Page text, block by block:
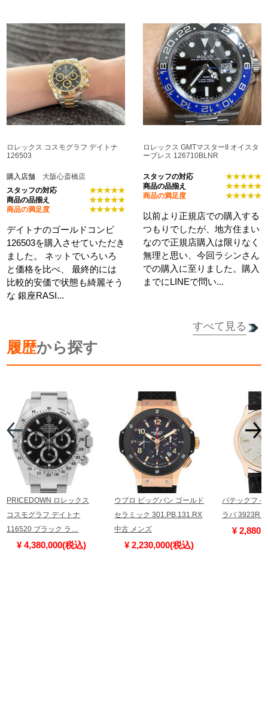
ロレックス コスモグラフ デイトナ
126503
購入店舗 大阪心斎橋店
スタッフの対応
★★★★★
商品の品揃え
★★★★★
商品の満足度
★★★★★
デイトナのゴールドコンビ
126503を購入させていただき
ました。 ネットでいろいろ
と価格を比べ、 最終的には
比較的安価で状態も綺麗そう
な 銀座RASI...
詳細を見る
ロレックス GMTマスターII オイスタ
ーブレス 126710BLNR
スタッフの対応
★★★★★
商品の品揃え
★★★★★
商品の満足度
★★★★★
以前より正規店での購入する
つもりでしたが、地方住まい
なので正規店購入は限りなく
無理と思い、今回ラシンさん
での購入に至りました。購入
までにLINEで問い...
すべて見る
履歴から探す
PRICEDOWN ロレックス
コスモグラフ デイトナ
116520 ブラック ラ…
¥ 4,380,000(税込)
ウブロ ビッグバン ゴールド
セラミック 301.PB.131.RX
中古 メンズ
¥ 2,230,000(税込)
パテックフィ
ラバ 3923R
¥